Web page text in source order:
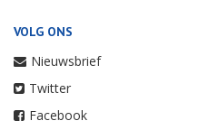
VOLG ONS
Nieuwsbrief
Twitter
Facebook